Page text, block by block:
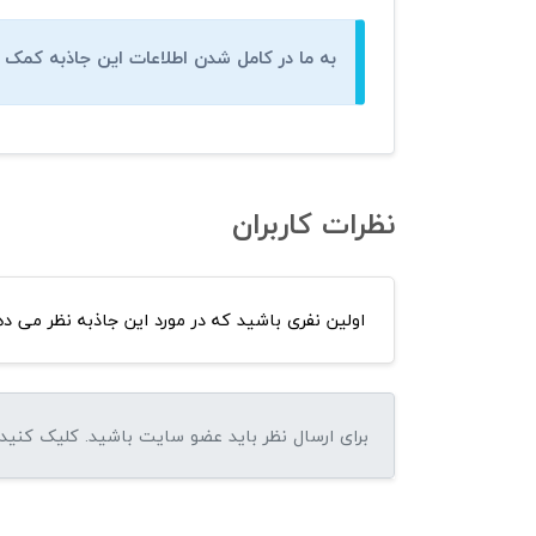
به ما در کامل شدن اطلاعات این جاذبه کمک
نظرات کاربران
اولین نفری باشید که در مورد این جاذبه نظر می